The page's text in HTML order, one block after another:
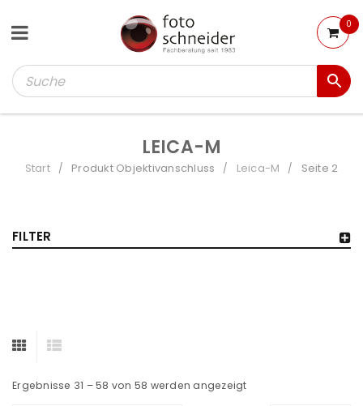
0
LEICA-M
Start / Produkt Objektivanschluss / Leica-M / Seite 2
FILTER
Ergebnisse 31 – 58 von 58 werden angezeigt